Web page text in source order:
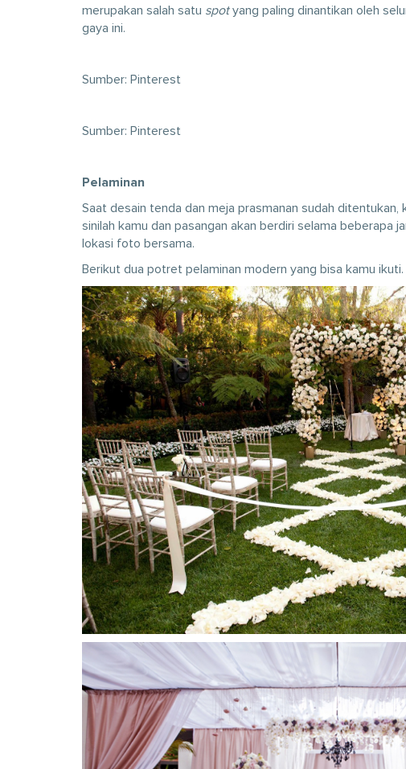
merupakan salah satu spotyang paling dinantikan oleh
gaya ini.
Sumber: Pinterest
Sumber: Pinterest
Pelaminan
Saat desain tenda dan meja prasmanan sudah ditentukan,
sinilah kamu dan pasangan akan berdiri selama beberapa
lokasi foto bersama.
Berikut dua potret pelaminan modern yang bisa kamu ikuti.